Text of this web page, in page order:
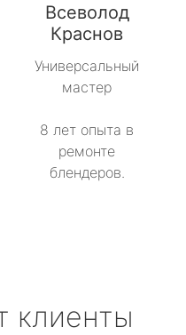
Всеволод
Краснов
Универсальный
мастер
8 лет опыта в
ремонте
блендеров.
клиенты